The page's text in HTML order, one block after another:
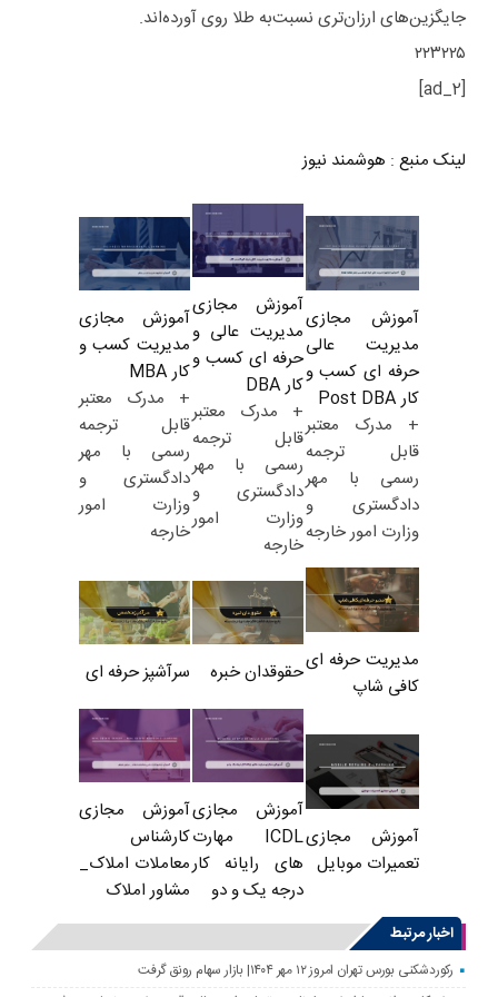
جایگزین‌های ارزان‌تری نسبت‌به طلا روی آورده‌اند.
۲۲۳۲۲۵
[ad_2]
لینک منبع : هوشمند نیوز
آموزش مجازی
مدیریت عالی
حرفه ای کسب و
کار Post DBA
+ مدرک معتبر
قابل ترجمه
رسمی با مهر
دادگستری و
وزارت امور خارجه
آموزش مجازی
مدیریت عالی و
حرفه ای کسب و
کار DBA
+ مدرک معتبر
قابل ترجمه
رسمی با مهر
دادگستری و
وزارت امور
خارجه
آموزش مجازی
مدیریت کسب و
کار MBA
+ مدرک معتبر
قابل ترجمه
رسمی با مهر
دادگستری و
وزارت امور
خارجه
مدیریت حرفه ای
کافی شاپ
حقوقدان خبره سرآشپز حرفه ای
آموزش مجازی
تعمیرات موبایل
آموزش مجازی
ICDL مهارت
های رایانه کار
درجه یک و دو
آموزش مجازی
کارشناس
معاملات املاک_
مشاور املاک
اخبار مرتبط
رکوردشکنی بورس تهران امروز ۱۲ مهر ۱۴۰۴| بازار سهام رونق گرفت